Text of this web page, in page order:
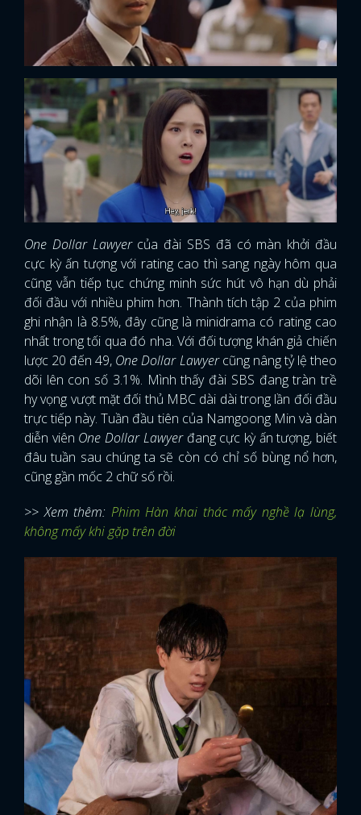
One Dollar Lawyer của đài SBS đã có màn khởi đầu
cực kỳ ấn tượng với rating cao thì sang ngày hôm qua
cũng vẫn tiếp tục chứng minh sức hút vô hạn dù phải
đối đầu với nhiều phim hơn. Thành tích tập 2 của phim
ghi nhận là 8.5%, đây cũng là minidrama có rating cao
nhất trong tối qua đó nha. Với đối tượng khán giả chiến
lược 20 đến 49, One Dollar Lawyercũng nâng tỷ lệ theo
dõi lên con số 3.1%. Mình thấy đài SBS đang tràn trề
hy vọng vượt mặt đối thủ MBC dài dài trong lần đối đầu
trực tiếp này. Tuần đầu tiên của Namgoong Min và dàn
diễn viên One Dollar Lawyer đang cực kỳ ấn tượng, biết
đâu tuần sau chúng ta sẽ còn có chỉ số bùng nổ hơn,
cũng gần mốc 2 chữ số rồi.
>> Xem thêm: Phim Hàn khai thác mấy nghề lạ lùng,
không mấy khi gặp trên đời